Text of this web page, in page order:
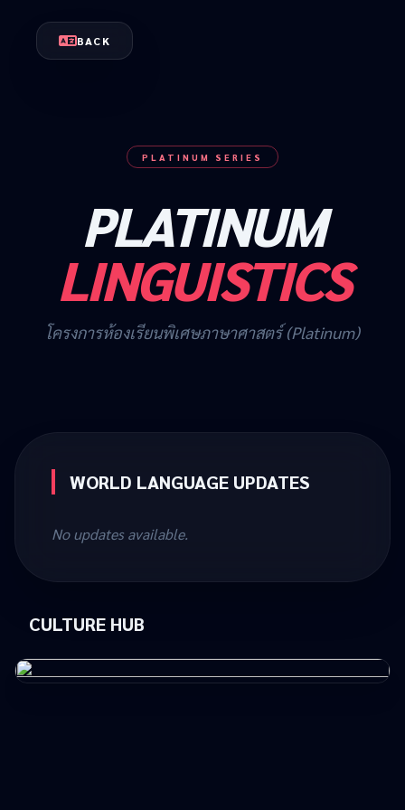
BACK
PLATINUM SERIES
PLATINUM
LINGUISTICS
โครงการห้องเรียนพิเศษภาษาศาสตร์ (Platinum)
WORLD LANGUAGE UPDATES
No updates available.
CULTURE HUB